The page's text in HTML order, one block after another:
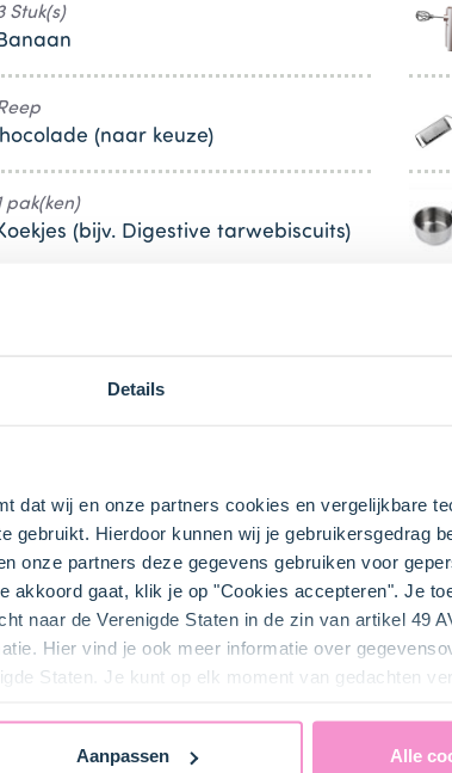
Details
dat wij en onze partners cookies en vergelijkbare
gebruikt. Hierdoor kunnen wij je gebruikersgedrag
onze partners deze gegevens gebruiken voor
akkoord gaat, klik je op "Cookies accepteren". Je
naar de Verenigde Staten in de zin van artikel 49
Hier vind je ook meer informatie over
Staten. Je kunt op elk moment van gedachten
Aanpassen Alle
Stuk(s)
(naar keuze)
pak(ken)
(bijv. Digestive tarwebiscuits)